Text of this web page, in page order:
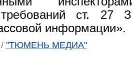
требований ст. 27
информации».
/ "ТЮМЕНЬ МЕДИА"